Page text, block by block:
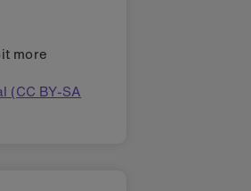
more
(CC BY-SA